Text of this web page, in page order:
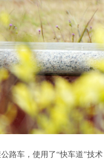
路车，使用了“快车道”技